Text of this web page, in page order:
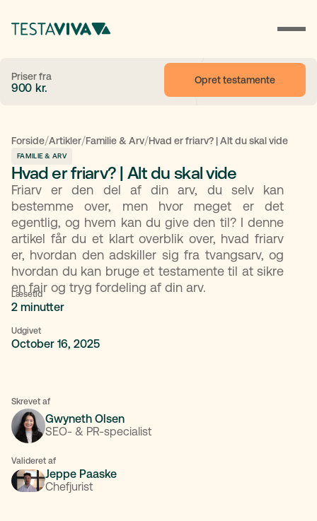
Priser fra
900 kr.
Opret testamente
Forside/Artikler/Familie & Arv/Hvad er friarv? | Alt du skal vide
FAMILIE & ARV
Hvad er friarv? | Alt du skal vide
Friarv er den del af din arv, du selv kan
bestemme over, men hvor meget er det
egentlig, og hvem kan du give den til? I denne
artikel får du et klart overblik over, hvad friarv
er, hvordan den adskiller sig fra tvangsarv, og
hvordan du kan bruge et testamente til at sikre
en fair og tryg fordeling af din arv.
Læsetid
2 minutter
Udgivet
October 16, 2025
Skrevet af
Gwyneth Olsen
SEO- & PR-specialist
Valideret af
Jeppe Paaske
Chefjurist